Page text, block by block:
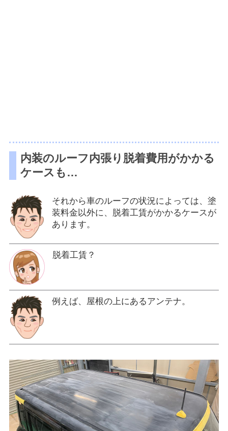
内装のルーフ内張り脱着費用がかかる
ケースも…
それから車のルーフの状況によっては、塗
装料金以外に、脱着工賃がかかるケースが
あります。
脱着工賃？
例えば、屋根の上にあるアンテナ。